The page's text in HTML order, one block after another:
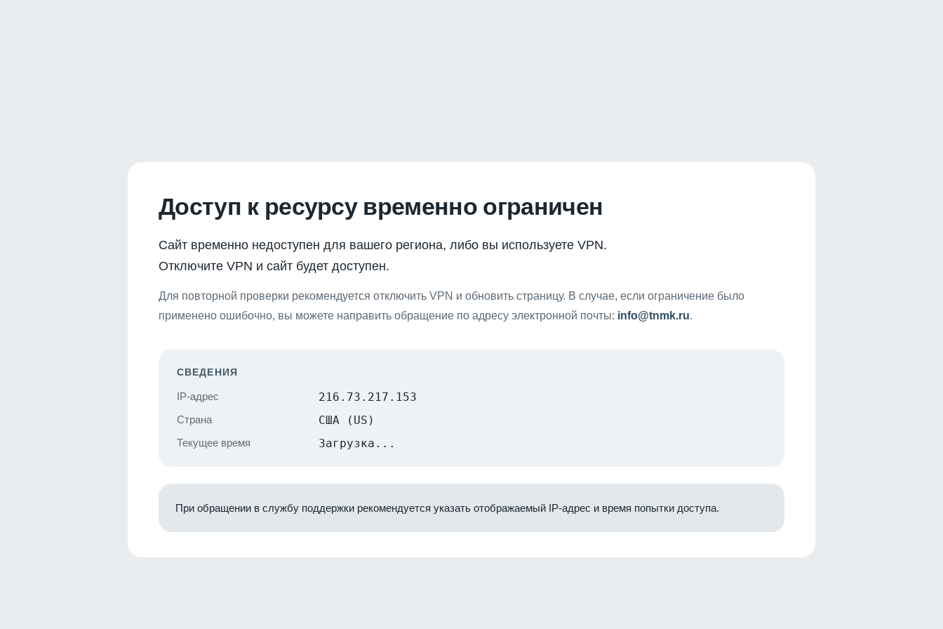
Доступ к ресурсу временно ограничен
Сайт временно недоступен для вашего региона, либо вы используете VPN.
Отключите VPN и сайт будет доступен.
Для повторной проверки рекомендуется отключить VPN и обновить страницу. В случае, если ограничение было
применено ошибочно, вы можете направить обращение по адресу электронной почты: info@tnmk.ru.
СВЕДЕНИЯ
IP-адрес 216.73.217.153
Страна США (US)
Текущее время Загрузка...
При обращении в службу поддержки рекомендуется указать отображаемый IP-адрес и время попытки доступа.